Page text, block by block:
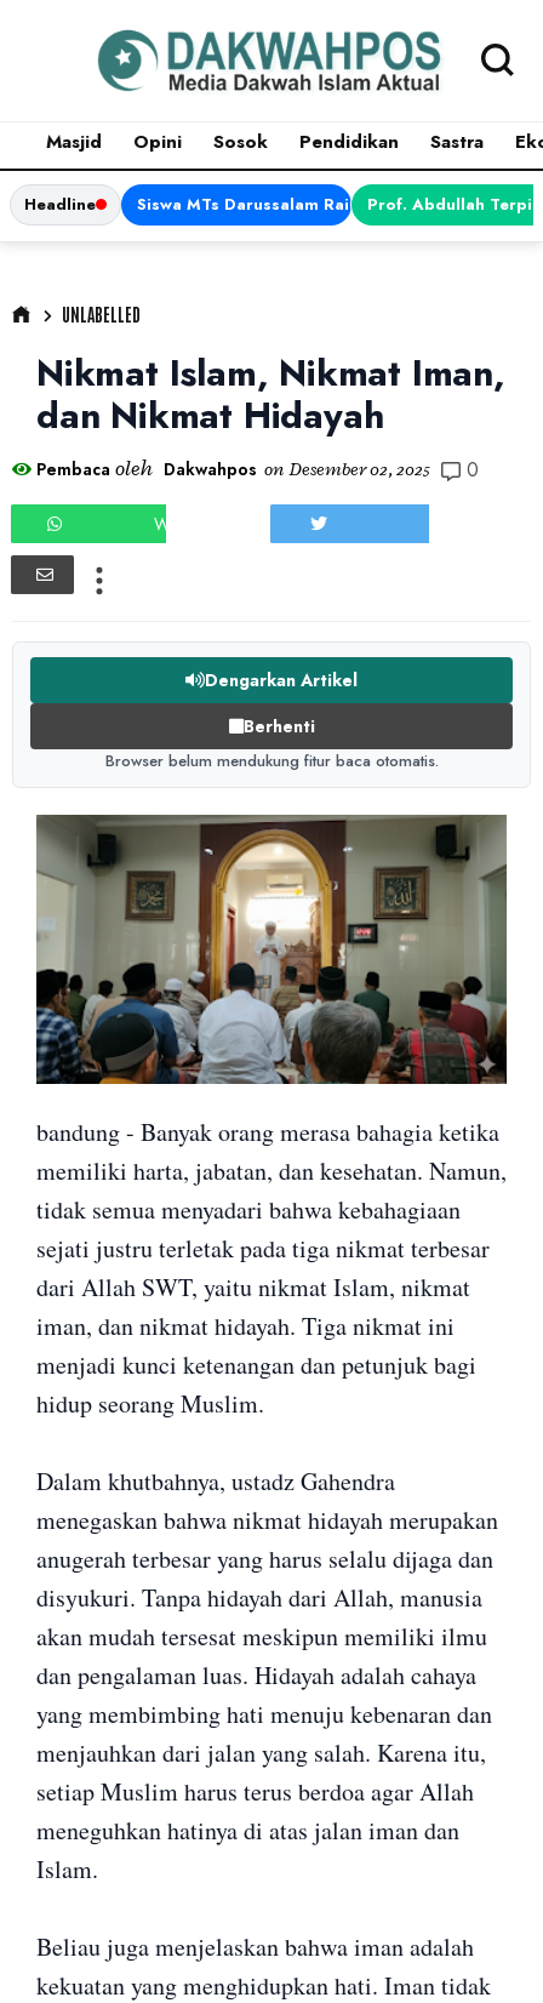
Masjid Opini Sosok Pendidikan Sastra
Headline Siswa MTs Darussalam Raih Juara 1 dalam
Prof. Abdullah
UNLABELLED
Nikmat Islam, Nikmat Iman,
dan Nikmat Hidayah
Pembaca oleh Dakwahpos on Desember 02, 2025 0
WHATSAPP
Dengarkan Artikel
Berhenti
Browser belum mendukung fitur baca otomatis.
bandung - Banyak orang merasa bahagia ketika
memiliki harta, jabatan, dan kesehatan. Namun,
tidak semua menyadari bahwa kebahagiaan
sejati justru terletak pada tiga nikmat terbesar
dari Allah SWT, yaitu nikmat Islam, nikmat
iman, dan nikmat hidayah. Tiga nikmat ini
menjadi kunci ketenangan dan petunjuk bagi
hidup seorang Muslim.
Dalam khutbahnya, ustadz Gahendra
menegaskan bahwa nikmat hidayah merupakan
anugerah terbesar yang harus selalu dijaga dan
disyukuri. Tanpa hidayah dari Allah, manusia
akan mudah tersesat meskipun memiliki ilmu
dan pengalaman luas. Hidayah adalah cahaya
yang membimbing hati menuju kebenaran dan
menjauhkan dari jalan yang salah. Karena itu,
setiap Muslim harus terus berdoa agar Allah
meneguhkan hatinya di atas jalan iman dan
Islam.
Beliau juga menjelaskan bahwa iman adalah
kekuatan yang menghidupkan hati. Iman tidak